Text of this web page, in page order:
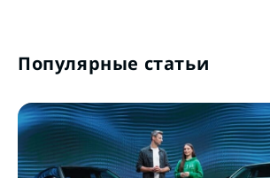
Популярные статьи